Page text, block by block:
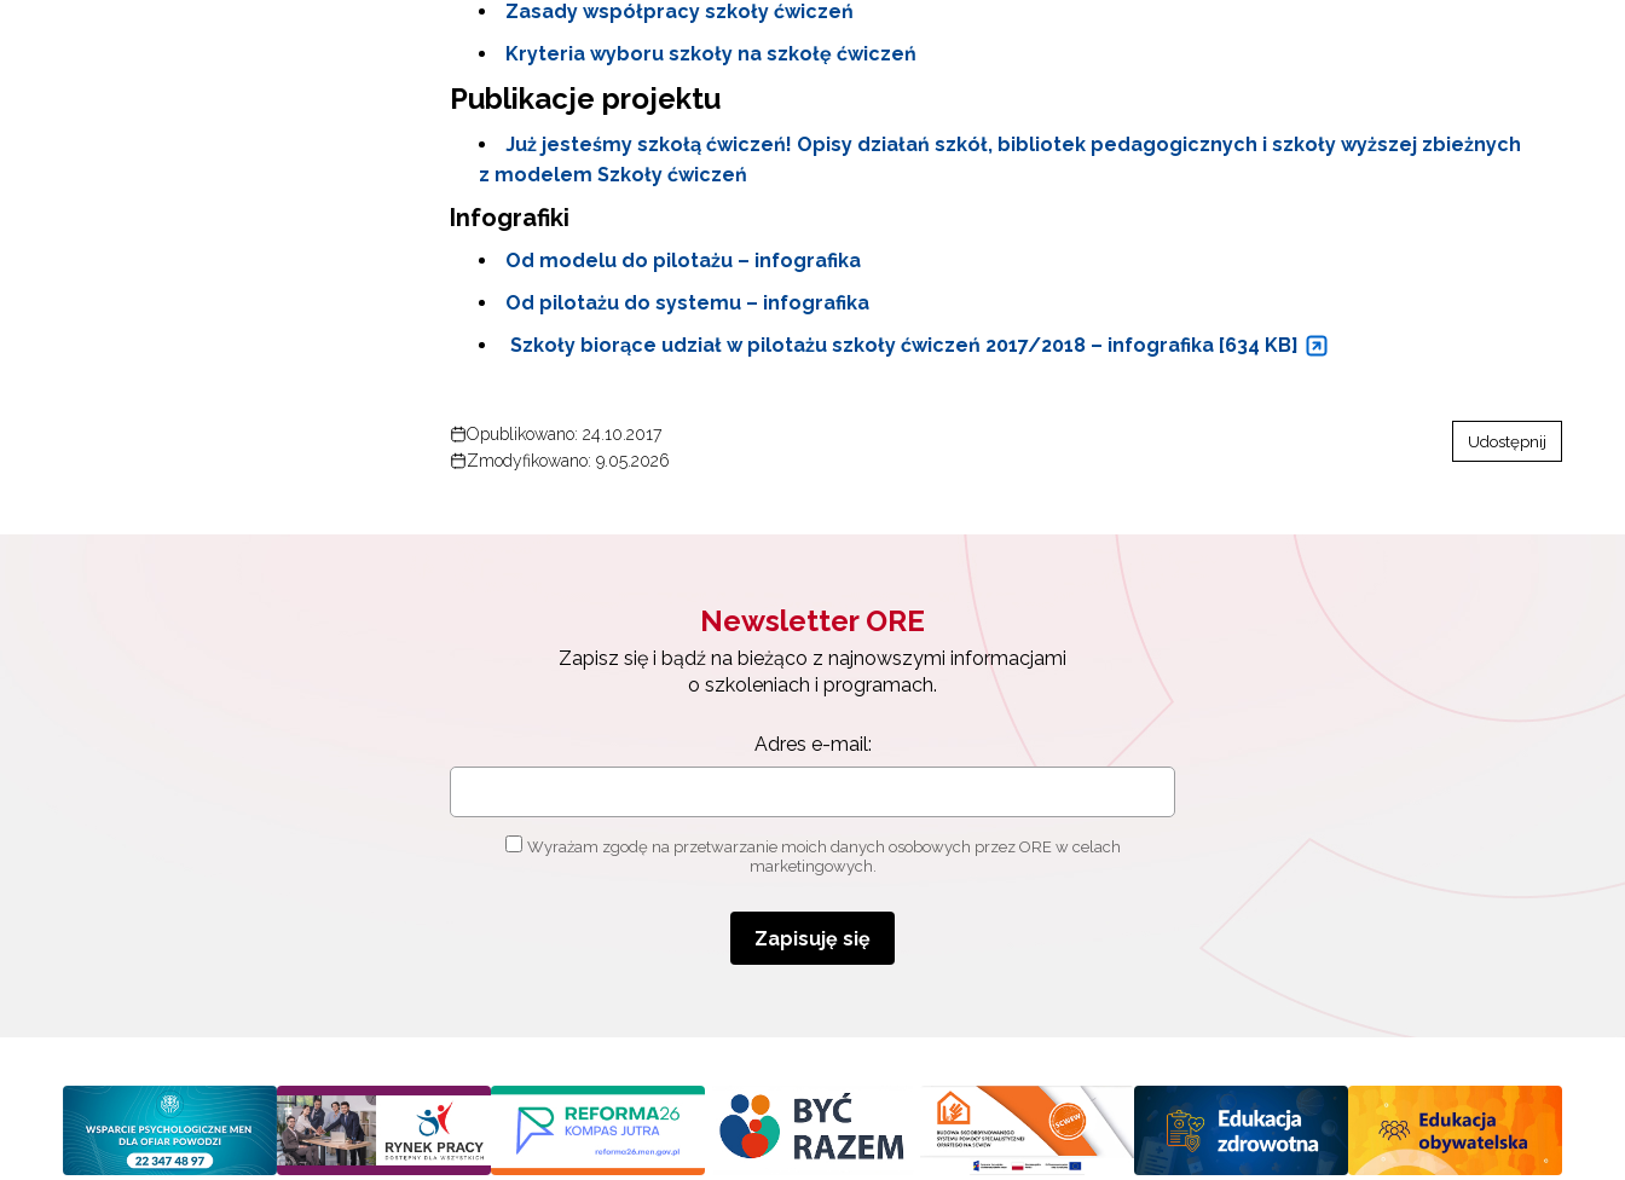
Zasady współpracy szkoły ćwiczeń
Kryteria wyboru szkoły na szkołę ćwiczeń
Publikacje projektu
Już jesteśmy szkołą ćwiczeń! Opisy działań szkół, bibliotek pedagogicznych i szkoły wyższej zbieżnych
z modelem Szkoły ćwiczeń
Infografiki
Od modelu do pilotażu – infografika
Od pilotażu do systemu – infografika
Szkoły biorące udział w pilotażu szkoły ćwiczeń 2017/2018 – infografika [634 KB]
Opublikowano: 24.10.2017
Zmodyfikowano: 9.05.2026
Udostępnij
Newsletter ORE
Zapisz się i bądź na bieżąco z najnowszymi informacjami
o szkoleniach i programach.
Adres e-mail:
Wyrażam zgodę na przetwarzanie moich danych osobowych przez ORE w celach
marketingowych.
Zapisuję się